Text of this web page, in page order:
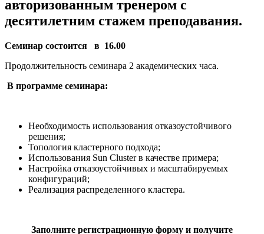
авторизованным тренером с
десятилетним стажем преподавания.
Семинар состоится в 16.00
Продолжительность семинара 2 академических часа.
В программе семинара:
Необходимость использования отказоустойчивого
решения;
Топология кластерного подхода;
Использования Sun Cluster в качестве примера;
Настройка отказоустойчивых и масштабируемых
конфигураций;
Реализация распределенного кластера.
Заполните регистрационную форму и получите